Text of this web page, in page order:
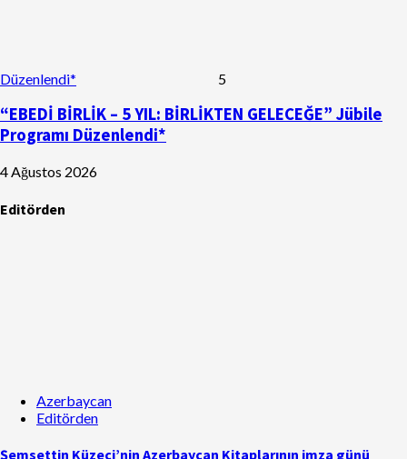
Düzenlendi* 5
“EBEDİ BİRLİK – 5 YIL: BİRLİKTEN GELECEĞE” Jübile
Programı Düzenlendi*
4 Ağustos 2026
Editörden
Azerbaycan
Editörden
Şemsettin Küzeci’nin Azerbaycan Kitaplarının imza günü